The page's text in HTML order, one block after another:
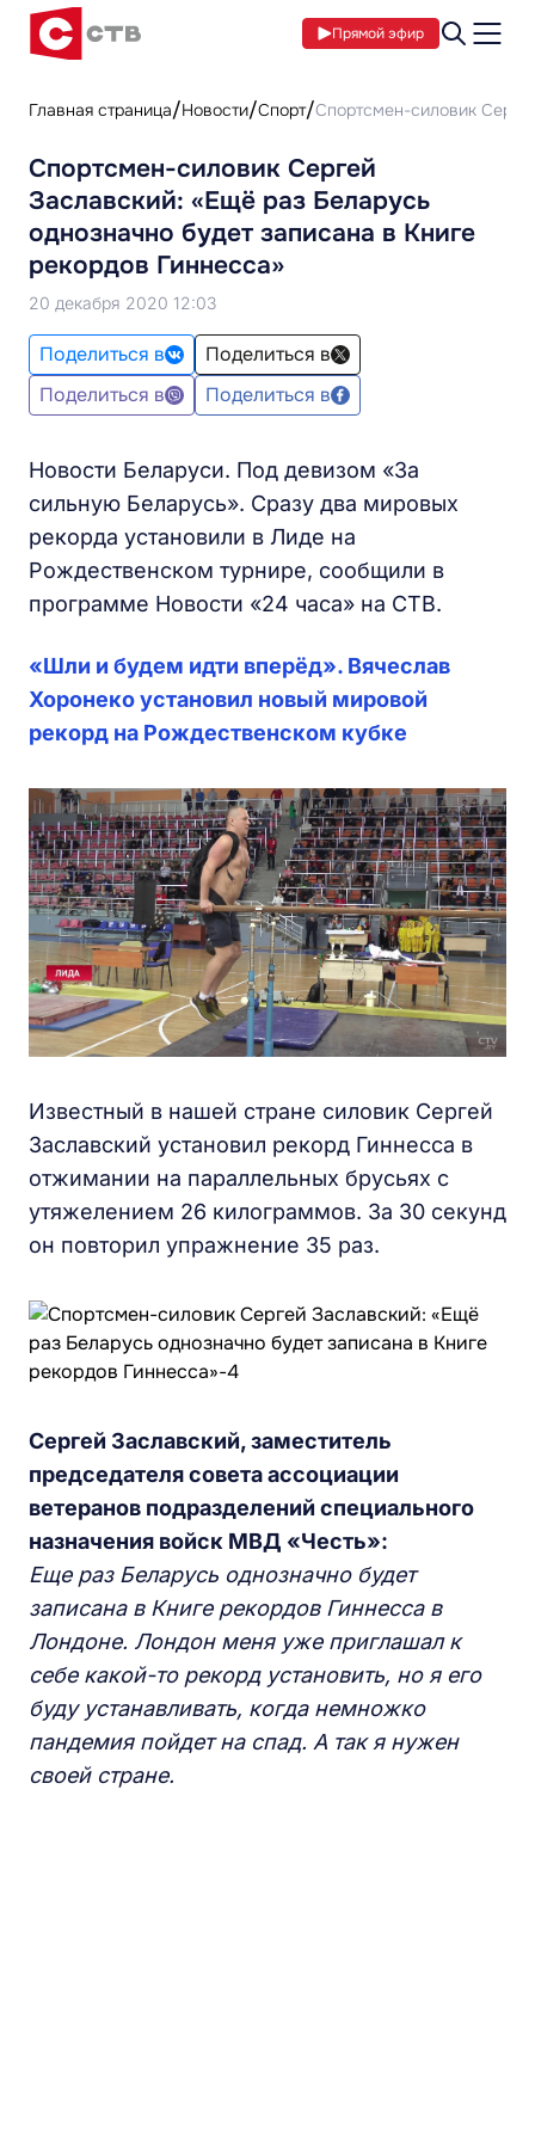
Прямой эфир
Главная страница Новости Спорт Спортсмен-силовик
Спортсмен-силовик Сергей
Заславский: «Ещё раз Беларусь
однозначно будет записана в Книге
рекордов Гиннесса»
20 декабря 2020 12:03
Поделиться в
Поделиться в
Поделиться в
Поделиться в
Новости Беларуси. Под девизом «За
сильную Беларусь». Сразу два мировых
рекорда установили в Лиде на
Рождественском турнире, сообщили в
программе Новости «24 часа» на СТВ.
«Шли и будем идти вперёд». Вячеслав
Хоронеко установил новый мировой
рекорд на Рождественском кубке
Известный в нашей стране силовик Сергей
Заславский установил рекорд Гиннесса в
отжимании на параллельных брусьях с
утяжелением 26 килограммов. За 30 секунд
он повторил упражнение 35 раз.
Сергей Заславский, заместитель
председателя совета ассоциации
ветеранов подразделений специального
назначения войск МВД «Честь»:
Ещераз Беларусь однозначно будет
записана в Книге рекордов Гиннесса в
Лондоне. Лондон меня уже приглашал к
себе какой-то рекорд установить, но я его
буду устанавливать, когда немножко
пандемия пойдет на спад. А так я нужен
своей стране.